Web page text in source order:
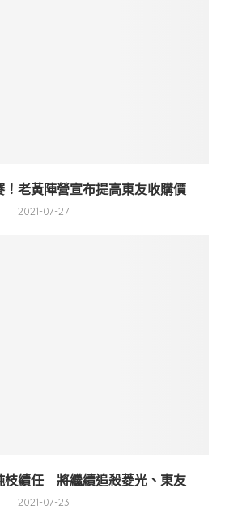
老黃陣營宣布提高東友收購價
2021-07-27
枝續任 將繼續追殺菱光、東友
2021-07-23